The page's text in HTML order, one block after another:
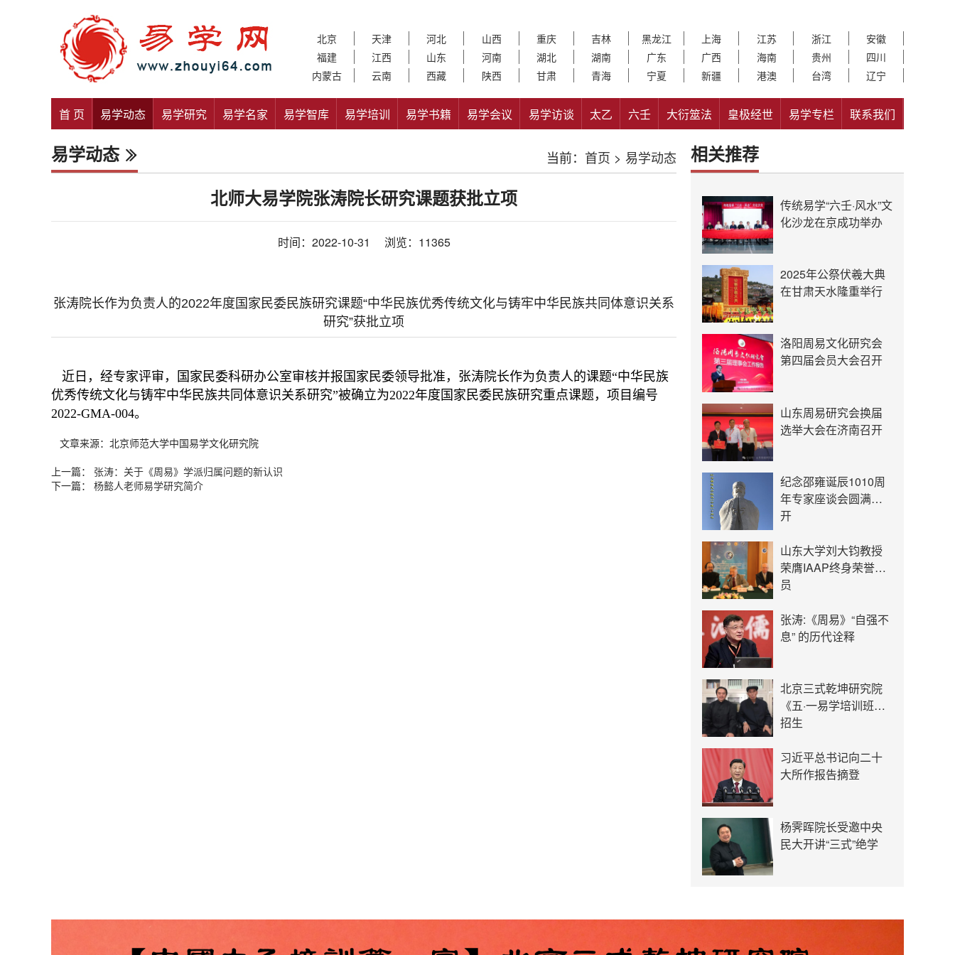
北京 天津 河北 山西 重庆 吉林 黑龙江 上海 江苏 浙江
安徽
福建
江西 山东 河南 湖北 湖南 广东 广西 海南 贵州
四川
内蒙古
云南 西藏 陕西 甘肃 青海 宁夏 新疆 港澳 台湾 辽宁
首 页 易学动态 易学研究 易学名家 易学智库 易学培训 易学书籍 易学会议 易学访谈 太乙 六壬 大衍筮法 皇极经世 易学专栏 联系我们
易学动态 当前： 首页 > 易学动态
北师大易学院张涛院长研究课题获批立项
时间：2022-10-31 浏览：11365
张涛院长作为负责人的2022年度国家民委民族研究课题“中华民族优秀传统文化与铸牢中华民族共同体意识关系
研究”获批立项
近日，经专家评审，国家民委科研办公室审核并报国家民委领导批准， 张涛院长作为负责人的课题“中华民族
优秀传统文化与铸牢中华民族共同体意识关系研究”被确立为2022年度国家民委民族研究重点课题，项目编号
2022-GMA-004。
文章来源：北京师范大学中国易学文化研究院
上一篇： 张涛：关于《周易》学派归属问题的新认识
下一篇： 杨懿人老师易学研究简介
相关推荐
传统易学“六壬·风水”文
化沙龙在京成功举办
2025年公祭伏羲大典
在甘肃天水隆重举行
洛阳周易文化研究会
第四届会员大会召开
山东周易研究会换届
选举大会在济南召开
纪念邵雍诞辰1010周
年专家座谈会圆满召
开
山东大学刘大钧教授
荣膺IAAP终身荣誉会
员
张涛:《周易》“自强不
息” 的历代诠释
北京三式乾坤研究院
《五·一易学培训班》
招生
习近平总书记向二十
大所作报告摘登
杨霁晖院长受邀中央
民大开讲“三式”绝学